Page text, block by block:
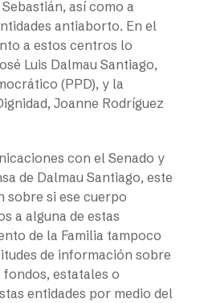
así como a
antiaborto. En el
a estos centros lo
Luis Dalmau Santiago,
(PPD), y la
Joanne Rodríguez
con el Senado y
de Dalmau Santiago, este
si ese cuerpo
a alguna de estas
de la Familia tampoco
de información sobre
fondos, estatales o
entidades por medio del